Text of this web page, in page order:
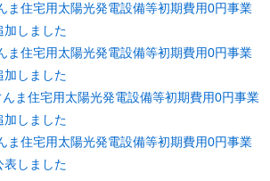
ま住宅用太陽光発電設備等初期費用0円事業
加しました
ま住宅用太陽光発電設備等初期費用0円事業
加しました
んま住宅用太陽光発電設備等初期費用0円事業
加しました
ま住宅用太陽光発電設備等初期費用0円事業
表しました